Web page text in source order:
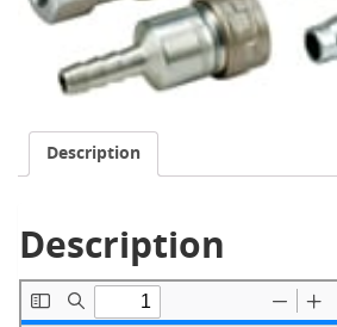
Description
Description